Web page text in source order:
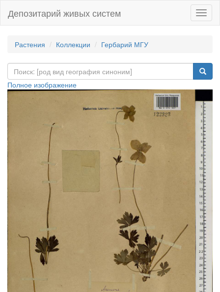
Депозитарий живых систем
Растения Коллекции Гербарий МГУ
Полное изображение